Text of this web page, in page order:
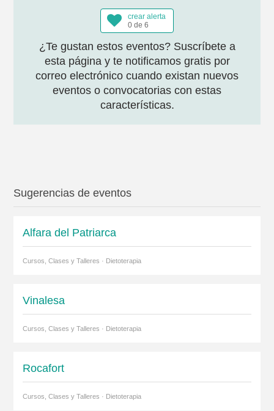
crear alerta
0 de 6
¿Te gustan estos eventos? Suscríbete a
esta página y te notificamos gratis por
correo electrónico cuando existan nuevos
eventos o convocatorias con estas
características.
Sugerencias de eventos
Alfara del Patriarca
Cursos, Clases y Talleres · Dietoterapia
Vinalesa
Cursos, Clases y Talleres · Dietoterapia
Rocafort
Cursos, Clases y Talleres · Dietoterapia